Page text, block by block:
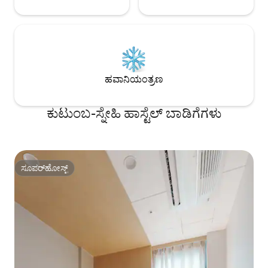
ಔಟ್ ಮಾಡಿದ ನಂತರ
ಹವಾನಿಯಂತ್ರಣ
ಕುಟುಂಬ-ಸ್ನೇಹಿ ಹಾಸ್ಟೆಲ್ ಬಾಡಿಗೆಗಳು
ಸೂಪರ್‌ಹೋಸ್ಟ್
ಸೂಪರ್‌ಹೋಸ್ಟ್